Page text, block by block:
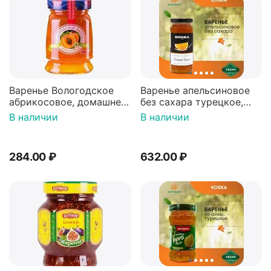
Варенье Вологодское
абрикосовое, домашнее,
370 г
В наличии
284.00₽
Варенье апельсиновое
без сахара турецкое,
Koska (Коска), 290г
В наличии
632.00₽